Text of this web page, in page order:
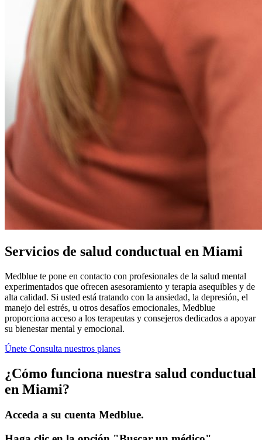
Servicios de salud conductual en Miami
Medblue te pone en contacto con profesionales de la salud mental
experimentados que ofrecen asesoramiento y terapia asequibles y de
alta calidad. Si usted está tratando con la ansiedad, la depresión, el
manejo del estrés, u otros desafíos emocionales, Medblue
proporciona acceso a los terapeutas y consejeros dedicados a apoyar
su bienestar mental y emocional.
Únete Consulta nuestros planes
¿Cómo funciona nuestra salud conductual
en Miami?
Acceda a su cuenta Medblue.